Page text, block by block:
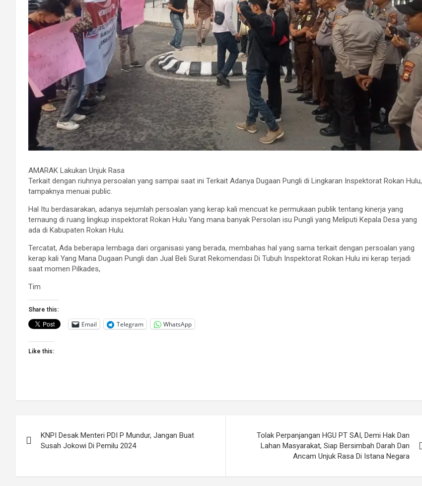
AMARAK Lakukan Unjuk Rasa
Terkait dengan riuhnya persoalan yang sampai saat ini Terkait Adanya Dugaan Pungli di Lingkaran Inspektorat Rokan Hulu,
tampaknya menuai public.
Hal Itu berdasarakan, adanya sejumlah persoalan yang kerap kali mencuat ke permukaan publik tentang kinerja yang
ternaung di ruang lingkup inspektorat Rokan Hulu Yang mana banyak Persolan isu Pungli yang Meliputi Kepala Desa yang
ada di Kabupaten Rokan Hulu.
Tercatat, Ada beberapa lembaga dari organisasi yang berada, membahas hal yang sama terkait dengan persoalan yang
kerap kali Yang Mana Dugaan Pungli dan Jual Beli Surat Rekomendasi Di Tubuh Inspektorat Rokan Hulu ini kerap terjadi
saat momen Pilkades,
Tim
Share this:
Email Telegram WhatsApp
Like this:
navigation
KNPI Desak Menteri PDI P Mundur, Jangan Buat
Susah Jokowi Di Pemilu 2024
Tolak Perpanjangan HGU PT SAI, Demi Hak Dan
Lahan Masyarakat, Siap Bersimbah Darah Dan
Ancam Unjuk Rasa Di Istana Negara